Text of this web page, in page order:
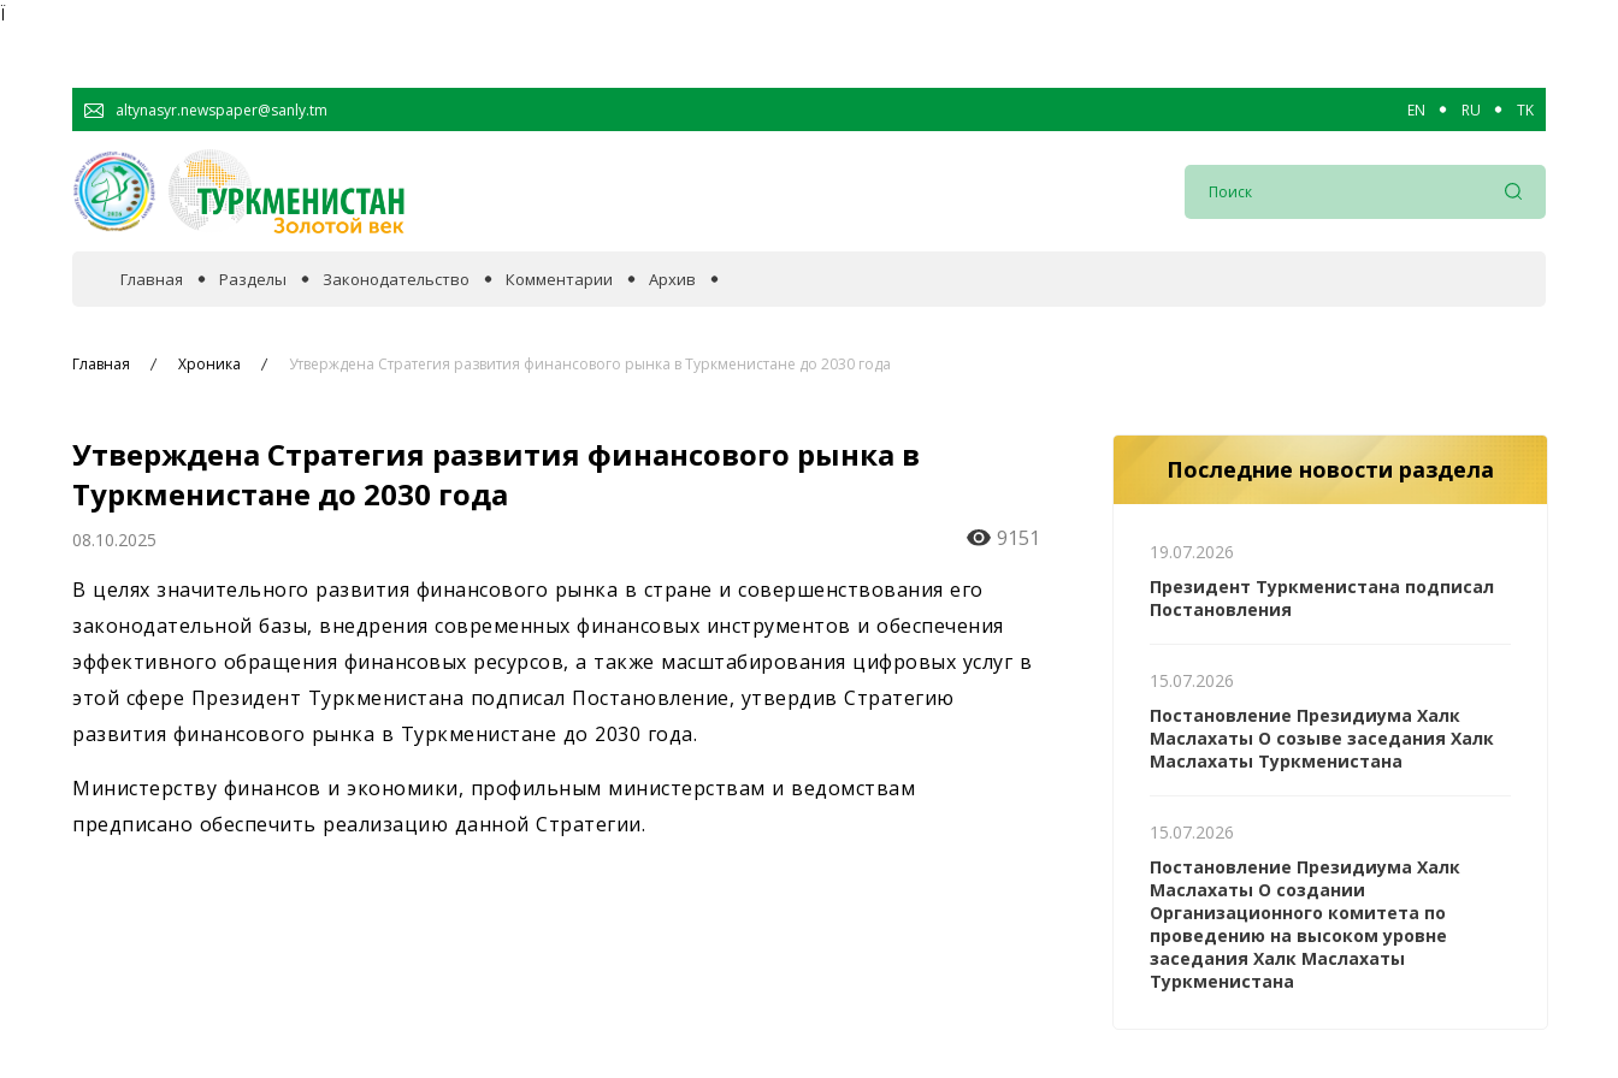
Ï
altynasyr.newspaper@sanly.tm EN RU TK
Главная Разделы
Сотрудничество
Общество
Спорт
Законодательство Комментарии Архив
Главная Хроника Утверждена Стратегия развития финансового рынка в Туркменистане до 2030 года
Утверждена Стратегия развития финансового рынка в
Туркменистане до 2030 года
08.10.2025
9151
В целях значительного развития финансового рынка в стране и совершенствования его
законодательной базы, внедрения современных финансовых инструментов и обеспечения
эффективного обращения финансовых ресурсов, а также масштабирования цифровых услуг в
этой сфере Президент Туркменистана подписал Постановление, утвердив Стратегию
развития финансового рынка в Туркменистане до 2030 года.
Министерству финансов и экономики, профильным министерствам и ведомствам
предписано обеспечить реализацию данной Стратегии.
Последние новости раздела
19.07.2026
Президент Туркменистана подписал
Постановления
15.07.2026
Постановление Президиума Халк
Маслахаты О созыве заседания Халк
Маслахаты Туркменистана
15.07.2026
Постановление Президиума Халк
Маслахаты О создании
Организационного комитета по
проведению на высоком уровне
заседания Халк Маслахаты
Туркменистана